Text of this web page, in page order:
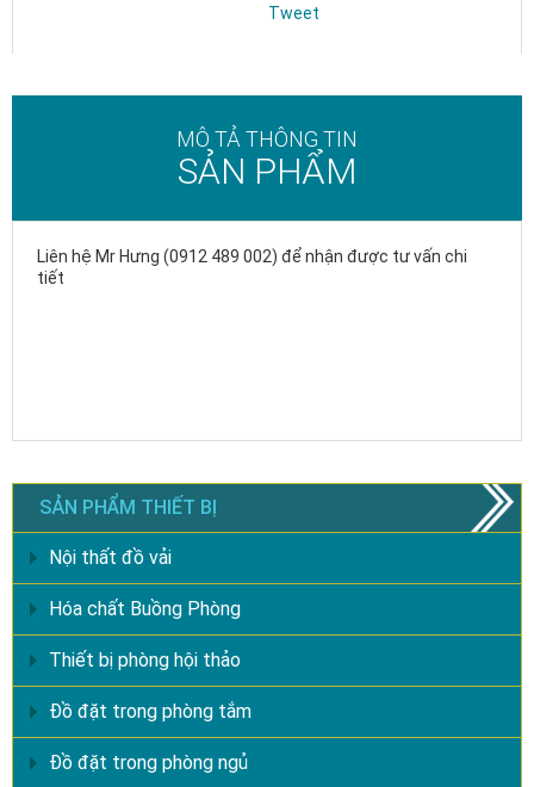
Tweet
MÔ TẢ THÔNG TIN
SẢN PHẨM
Liên hệ Mr Hưng (0912 489 002) để nhận được tư vấn chi
tiết
SẢN PHẨM THIẾT BỊ
Nội thất đồ vải
Hóa chất Buồng Phòng
Thiết bị phòng hội thảo
Đồ đặt trong phòng tắm
Đồ đặt trong phòng ngủ